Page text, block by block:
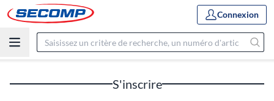
Connexion
S'inscrire